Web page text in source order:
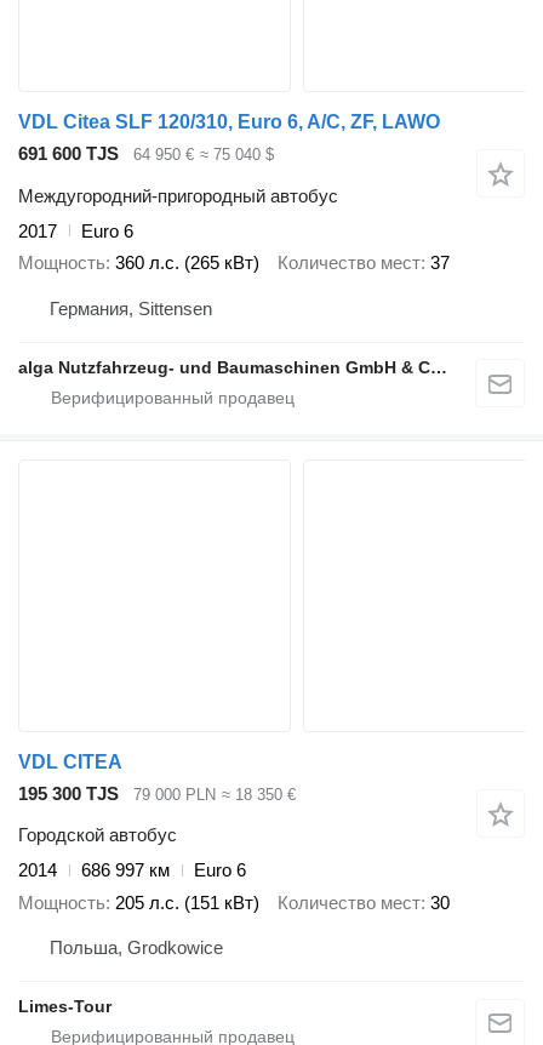
VDL Citea SLF 120/310, Euro 6, A/C, ZF, LAWO
691 600 TJS
64 950 € ≈ 75 040 $
Междугородний-пригородный автобус
2017
Euro 6
Мощность 360 л.с. (265 кВт) Количество мест 37
Германия, Sittensen
alga Nutzfahrzeug- und Baumaschinen GmbH & Co. KG
VDL CITEA
195 300 TJS
79 000 PLN ≈ 18 350 €
Городской автобус
2014
686 997 км
Euro 6
Мощность 205 л.с. (151 кВт) Количество мест 30
Польша, Grodkowice
Limes-Tour